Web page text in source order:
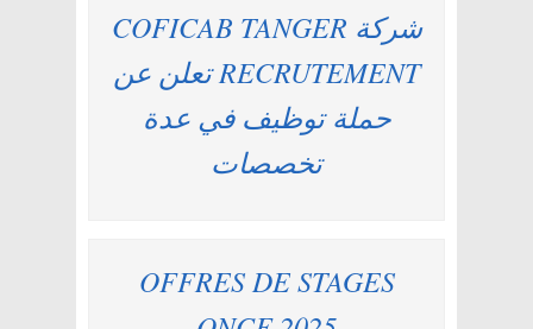
شركة COFICAB TANGER
RECRUTEMENT تعلن عن
حملة توظيف في عدة
تخصصات
OFFRES DE STAGES